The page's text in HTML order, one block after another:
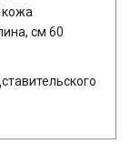
кожа
см 60